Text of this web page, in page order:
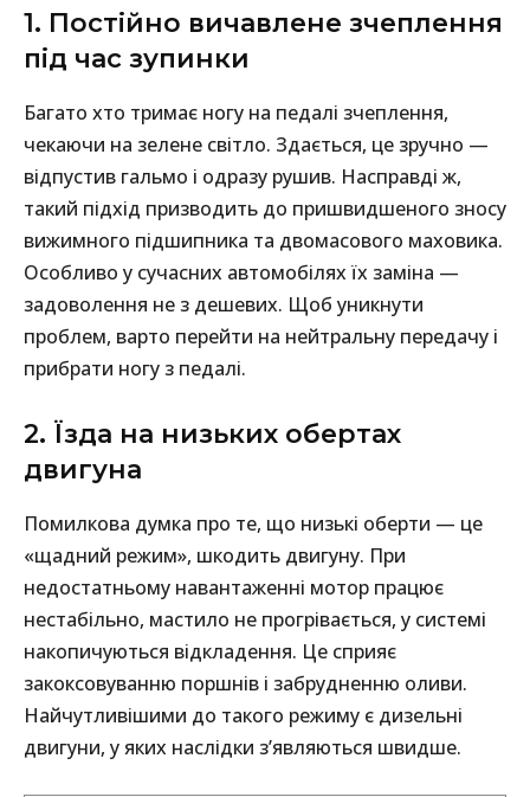
1. Постійно вичавлене зчеплення
під час зупинки
Багато хто тримає ногу на педалі зчеплення,
чекаючи на зелене світло. Здається, це зручно —
відпустив гальмо і одразу рушив. Насправді ж,
такий підхід призводить до пришвидшеного зносу
вижимного підшипника та двомасового маховика.
Особливо у сучасних автомобілях їх заміна —
задоволення не з дешевих. Щоб уникнути
проблем, варто перейти на нейтральну передачу і
прибрати ногу з педалі.
2. Їзда на низьких обертах
двигуна
Помилкова думка про те, що низькі оберти — це
«щадний режим», шкодить двигуну. При
недостатньому навантаженні мотор працює
нестабільно, мастило не прогрівається, у системі
накопичуються відкладення. Це сприяє
закоксовуванню поршнів і забрудненню оливи.
Найчутливішими до такого режиму є дизельні
двигуни, у яких наслідки з’являються швидше.